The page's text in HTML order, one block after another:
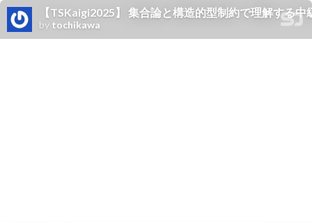
【TSKaigi2025】 集合論と構造的型制約で理解する中
by tochikawa